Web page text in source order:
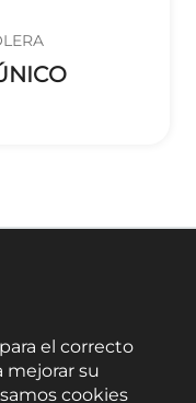
el correcto
mejorar su
cookies